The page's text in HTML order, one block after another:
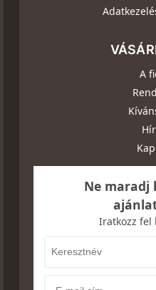
A
Ne maradj
Iratkozz fel